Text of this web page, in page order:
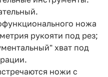
ножа
рукояти под рез;
хват под
ножи с